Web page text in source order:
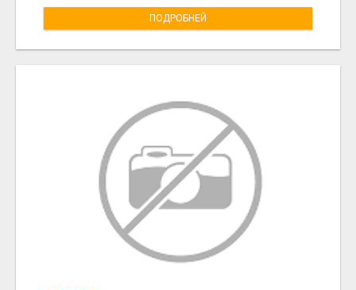
ПОДРОБНЕЙ